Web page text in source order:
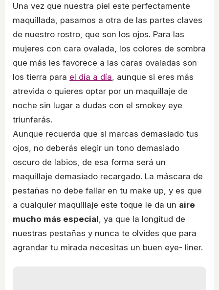
Una vez que nuestra piel este perfectamente
maquillada, pasamos a otra de las partes claves
de nuestro rostro, que son los ojos. Para las
mujeres con cara ovalada, los colores de sombra
que más les favorece a las caras ovaladas son
los tierra para el día a día , aunque si eres más
atrevida o quieres optar por un maquillaje de
noche sin lugar a dudas con el smokey eye
triunfarás.
Aunque recuerda que si marcas demasiado tus
ojos, no deberás elegir un tono demasiado
oscuro de labios, de esa forma será un
maquillaje demasiado recargado. La máscara de
pestañas no debe fallar en tu make up, y es que
a cualquier maquillaje este toque le da un aire
mucho más especial , ya que la longitud de
nuestras pestañas y nunca te olvides que para
agrandar tu mirada necesitas un buen eye- liner.